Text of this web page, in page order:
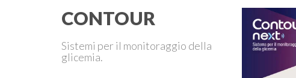
CONTOUR
Sistemi per il monitoraggio della
glicemia.